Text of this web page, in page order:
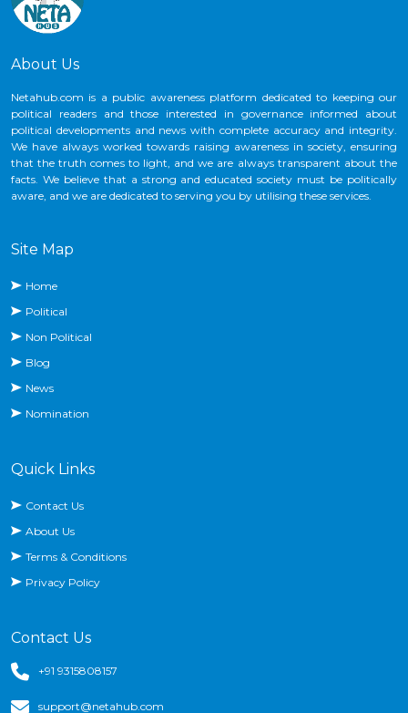
About Us
Netahub.com is a public awareness platform dedicated to keeping our
political readers and those interested in governance informed about
political developments and news with complete accuracy and integrity.
We have always worked towards raising awareness in society, ensuring
that the truth comes to light, and we are always transparent about the
facts. We believe that a strong and educated society must be politically
aware, and we are dedicated to serving you by utilising these services.
Site Map
Home
Political
Non Political
Blog
News
Nomination
Quick Links
Contact Us
About Us
Terms & Conditions
Privacy Policy
Contact Us
+91 9315808157
support@netahub.com